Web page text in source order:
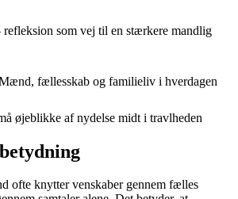
refleksion som vej til en stærkere mandlig
fællesskab og familieliv i hverdagen
øjeblikke af nydelse midt i travlheden
ofte knytter venskaber gennem fælles